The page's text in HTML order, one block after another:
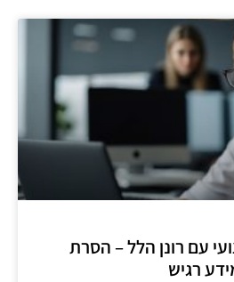
עם רונן הלל – הסרת
רגיש